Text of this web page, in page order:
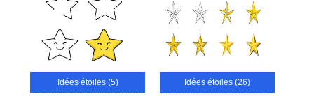
Idées étoiles (5) Idées étoiles (26)